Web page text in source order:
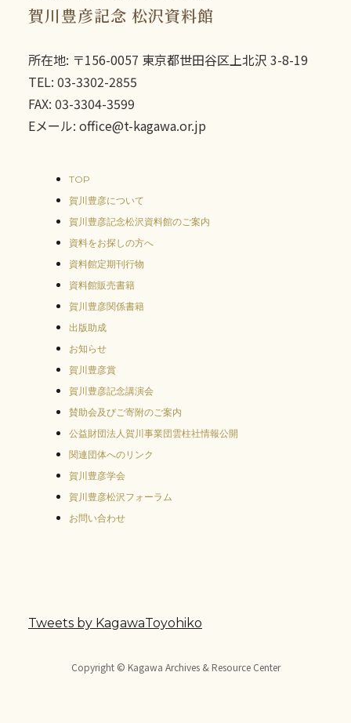
賀川豊彦記念 松沢資料館
所在地: 〒156-0057 東京都世田谷区上北沢 3-8-19
TEL: 03-3302-2855
FAX: 03-3304-3599
Eメール: office@t-kagawa.or.jp
TOP
賀川豊彦について
賀川豊彦記念松沢資料館のご案内
資料をお探しの方へ
資料館定期刊行物
資料館販売書籍
賀川豊彦関係書籍
出版助成
お知らせ
賀川豊彦賞
賀川豊彦記念講演会
賛助会及びご寄附のご案内
公益財団法人賀川事業団雲柱社情報公開
関連団体へのリンク
賀川豊彦学会
賀川豊彦松沢フォーラム
お問い合わせ
Tweets by KagawaToyohiko
Copyright © Kagawa Archives & Resource Center